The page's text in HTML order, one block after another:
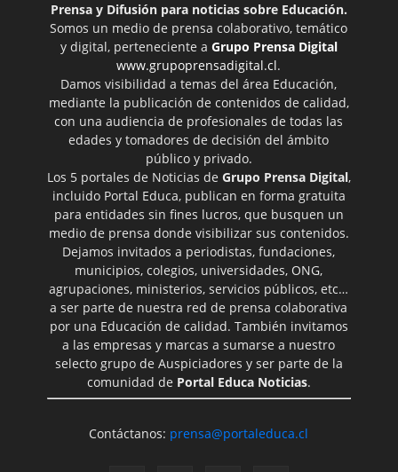
Prensa y Difusión para noticias sobre Educación.
Somos un medio de prensa colaborativo, temático
y digital, perteneciente a Grupo Prensa Digital
www.grupoprensadigital.cl.
Damos visibilidad a temas del área Educación,
mediante la publicación de contenidos de calidad,
con una audiencia de profesionales de todas las
edades y tomadores de decisión del ámbito
público y privado.
Los 5 portales de Noticias de Grupo Prensa Digital,
incluido Portal Educa, publican en forma gratuita
para entidades sin fines lucros, que busquen un
medio de prensa donde visibilizar sus contenidos.
Dejamos invitados a periodistas, fundaciones,
municipios, colegios, universidades, ONG,
agrupaciones, ministerios, servicios públicos, etc…
a ser parte de nuestra red de prensa colaborativa
por una Educación de calidad. También invitamos
a las empresas y marcas a sumarse a nuestro
selecto grupo de Auspiciadores y ser parte de la
comunidad de Portal Educa Noticias.
Contáctanos: prensa@portaleduca.cl